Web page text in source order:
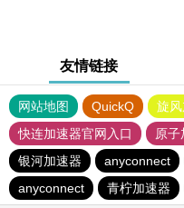
友情链接
网站地图 QuickQ 旋
快连加速器官网入口
原子
银河加速器
anyconnect
anyconnect
青柠加速器